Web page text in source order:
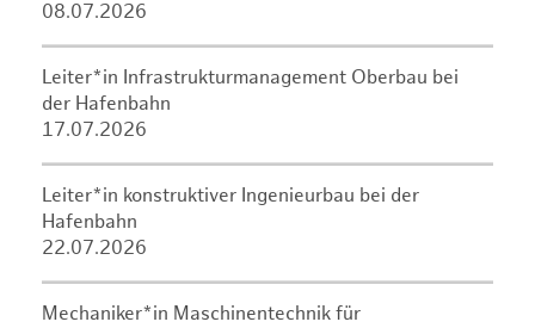
08.07.2026
Leiter*in Infrastrukturmanagement Oberbau bei
der Hafenbahn
17.07.2026
Leiter*in konstruktiver Ingenieurbau bei der
Hafenbahn
22.07.2026
Mechaniker*in Maschinentechnik für